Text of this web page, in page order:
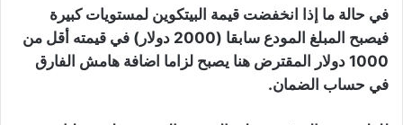
في حالة ما إذا انخفضت قيمة البيتكوين لمستويات كبيرة
فيصبح المبلغ المودع سابقا (2000 دولار) في قيمته أقل من
1000 دولار المقترض هنا يصبح لزاما اضافة هامش الفارق
في حساب الضمان.